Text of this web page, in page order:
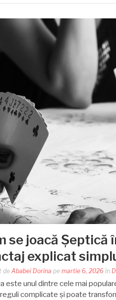
se joacă Șeptică
explicat
deAbabei Dorina pe martie 6, 2026 în
este unul dintre cele mai
complicate și poate